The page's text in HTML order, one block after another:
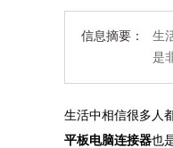
信息摘要：
生
是
生活中相信很多人
平板电脑连接器也